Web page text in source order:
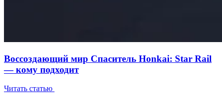
Воссоздающий мир Спаситель Honkai: Star Rail
— кому подходит
Читать статью